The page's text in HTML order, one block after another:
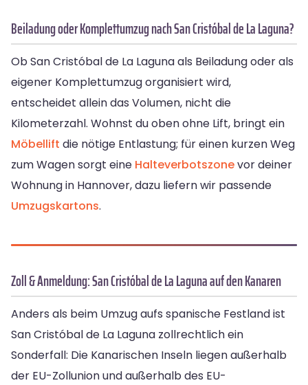
Beiladung oder Komplettumzug nach San Cristóbal de La Laguna?
Ob San Cristóbal de La Laguna als Beiladung oder als
eigener Komplettumzug organisiert wird,
entscheidet allein das Volumen, nicht die
Kilometerzahl. Wohnst du oben ohne Lift, bringt ein
Möbellift die nötige Entlastung; für einen kurzen Weg
zum Wagen sorgt eine Halteverbotszonevor deiner
Wohnung in Hannover, dazu liefern wir passende
Umzugskartons.
Zoll & Anmeldung: San Cristóbal de La Laguna auf den Kanaren
Anders als beim Umzug aufs spanische Festland ist
San Cristóbal de La Laguna zollrechtlich ein
Sonderfall: Die Kanarischen Inseln liegen außerhalb
der EU-Zollunion und außerhalb des EU-